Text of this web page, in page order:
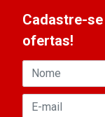
Cadastre-
ofertas!